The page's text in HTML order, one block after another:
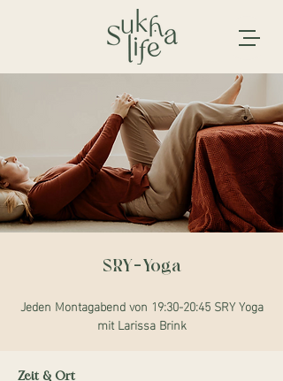
SRY-Yoga
Jeden Montagabend von 19:30-20:45 SRY Yoga
mit Larissa Brink
Zeit & Ort